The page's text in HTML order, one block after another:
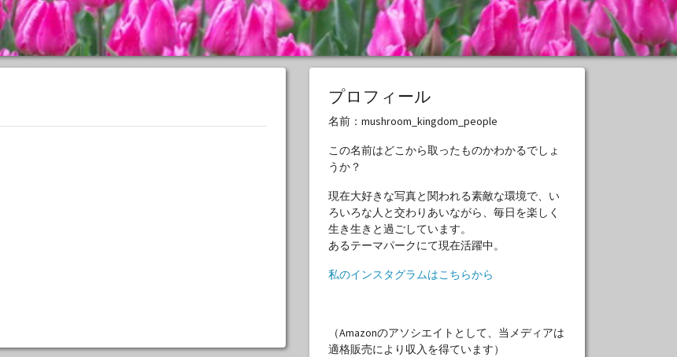
プロフィール
名前：mushroom_kingdom_people
この名前はどこから取ったものかわかるでしょ
うか？
現在大好きな写真と関われる素敵な環境で、い
ろいろな人と交わりあいながら、毎日を楽しく
生き生きと過ごしています。
あるテーマパークにて現在活躍中。
私のインスタグラムはこちらから
（Amazonのアソシエイトとして、当メディアは
適格販売により収入を得ています）